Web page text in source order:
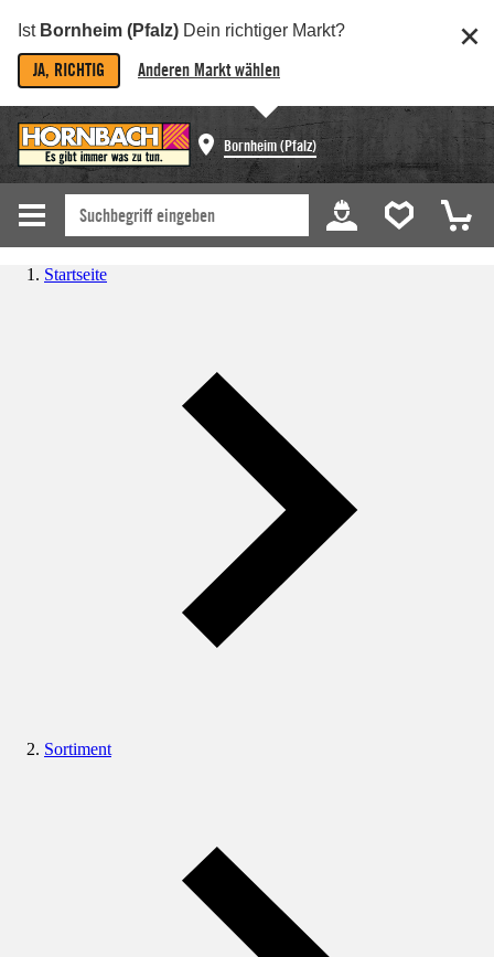
Ist Bornheim (Pfalz) Dein richtiger Markt?
JA, RICHTIG Anderen Markt wählen
Bornheim (Pfalz)
Startseite
Sortiment